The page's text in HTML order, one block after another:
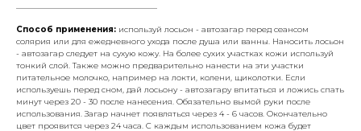
Способ применения: используй лосьон - автозагар перед сеансом
солярия или для ежедневного ухода после душа или ванны. Наносить лосьон
- автозагар следует на сухую кожу. На более сухих участках кожи используй
тонкий слой. Также можно предварительно нанести на эти участки
питательное молочко, например на локти, колени, щиколотки. Если
используешь перед сном, дай лосьону - автозагару впитаться и ложись спать
минут через 20 - 30 после нанесения. Обязательно вымой руки после
использования. Загар начнет появляться через 4 - 6 часов. Окончательно
цвет проявится через 24 часа. С каждым использованием кожа будет